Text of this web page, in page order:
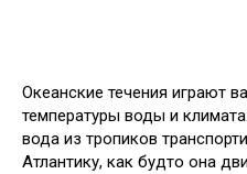
Океанские течения играют
температуры воды и
вода из тропиков
Атлантику, как будто она